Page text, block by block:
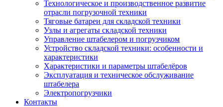
Технологическое и производственное развитие
отрасли погрузочной техники
Тяговые батареи для складской техники
Узлы и агрегаты складской техники
Управление штабелером и погрузчиком
Устройство складской техники: особенности и
характеристики
Характеристики и параметры штабелёров
Эксплуатация и техническое обслуживание
штабелера
Электропогрузчики
Контакты